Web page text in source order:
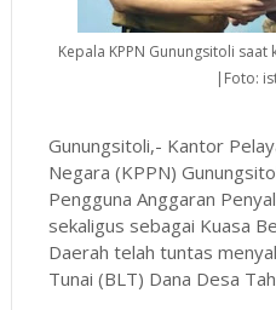
Kepala KPPN Gunungsitoli
|Foto:
Gunungsitoli,- Kantor
Negara (KPPN)
Pengguna Anggaran
sekaligus sebagai Kuasa
Daerah telah tuntas
Tunai (BLT) Dana Desa